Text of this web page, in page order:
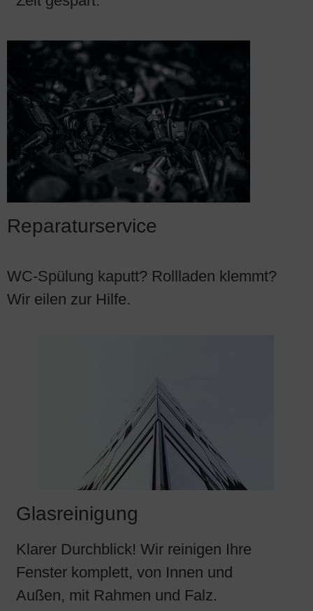
Reparaturservice
WC-Spülung kaputt? Rollladen klemmt?
Wir eilen zur Hilfe.
Glasreinigung
Klarer Durchblick! Wir reinigen Ihre
Fenster komplett, von Innen und
Außen, mit Rahmen und Falz.